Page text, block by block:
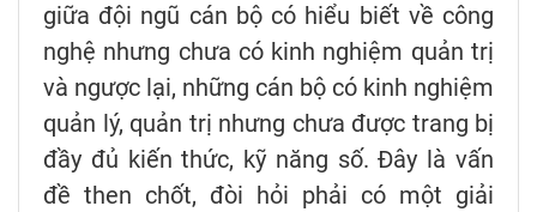
giữa đội ngũ cán bộ có hiểu biết về công
nghệ nhưng chưa có kinh nghiệm quản trị
và ngược lại, những cán bộ có kinh nghiệm
quản lý, quản trị nhưng chưa được trang bị
đầy đủ kiến thức, kỹ năng số. Đây là vấn
đề then chốt, đòi hỏi phải có một giải